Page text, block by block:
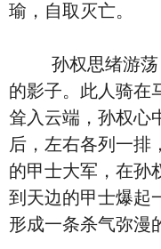
瑜，自取灭亡。
孙权思绪游荡
的影子。此人骑在
耸入云端，孙权心
后，左右各列一排
的甲士大军，在孙
到天边的甲士爆起
形成一条杀气弥漫